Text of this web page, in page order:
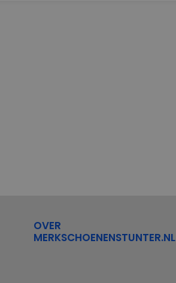
OVER
MERKSCHOENENSTUNTER.NL